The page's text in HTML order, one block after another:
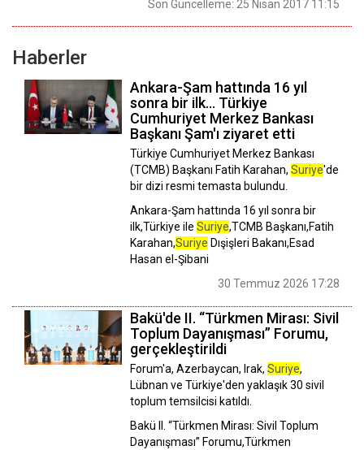
Son Güncelleme: 25 Nisan 2017 11:15
Haberler
Ankara-Şam hattında 16 yıl
sonra bir ilk... Türkiye
Cumhuriyet Merkez Bankası
Başkanı Şam'ı ziyaret etti
Türkiye Cumhuriyet Merkez Bankası
(TCMB) Başkanı Fatih Karahan, Suriye'de
bir dizi resmi temasta bulundu.
Ankara-Şam hattında 16 yıl sonra bir
ilk,Türkiye ile Suriye,TCMB Başkanı,Fatih
Karahan,Suriye Dışişleri Bakanı,Esad
Hasan el-Şibani
30 Temmuz 2026 17:28
Bakü'de II. “Türkmen Mirası: Sivil
Toplum Dayanışması” Forumu,
gerçekleştirildi
Forum'a, Azerbaycan, Irak, Suriye,
Lübnan ve Türkiye'den yaklaşık 30 sivil
toplum temsilcisi katıldı.
Bakü II. “Türkmen Mirası: Sivil Toplum
Dayanışması” Forumu,Türkmen